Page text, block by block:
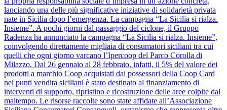
lanciando una delle più significative iniziative di solidarietà privata
nate in Sicilia dopo l’emergenza. La campagna “La Sicilia si rialza.
Insieme”. A pochi giorni dal passaggio del ciclone, il Gruppo
Radenza ha annunciato la campagna “La Sicilia si rialza. Insieme”,
coinvolgendo direttamente migliaia di consumatori siciliani tra cui
quelli che ogni giorno varcano l’Ipercoop del Parco Corolla di
Milazzo. Dal 26 gennaio al 28 febbraio, infatti, il 5% del valore dei
prodotti a marchio Coop acquistati dai possessori della Coop Card
nei punti vendita siciliani è stato destinato al finanziamento di
interventi di supporto, ripristino e ricostruzione delle aree colpite dal
maltempo. Le risorse raccolte sono state affidate all’Associazione